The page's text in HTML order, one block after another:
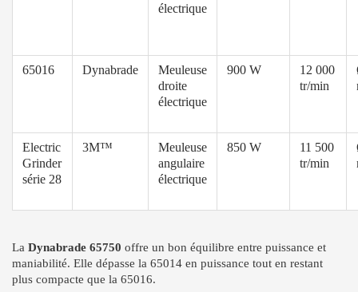
électrique
65016 Dynabrade
Meuleuse
droite
électrique
900 W
12 000
tr/min
Electric
Grinder
série 28
3M™
Meuleuse
angulaire
électrique
850 W
11 500
tr/min
La Dynabrade 65750 offre un bon équilibre entre puissance et
maniabilité. Elle dépasse la 65014 en puissance tout en restant
plus compacte que la 65016.